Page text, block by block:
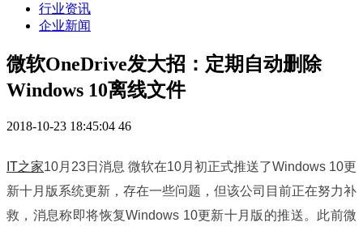
行业资讯
企业新闻
微软OneDrive发大招：定期自动删除
Windows 10离线文件
2018-10-23 18:45:04 46
IT之家10月23日消息 微软在10月初正式推送了Windows 10更
新十月版系统更新，存在一些问题，但该公司目前正在努力补
救，消息称即将恢复Windows 10更新十月版的推送。此前微